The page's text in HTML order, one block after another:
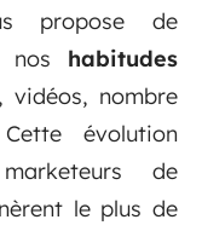
propose de
nos habitudes
vidéos, nombre
évolution
de
le plus de